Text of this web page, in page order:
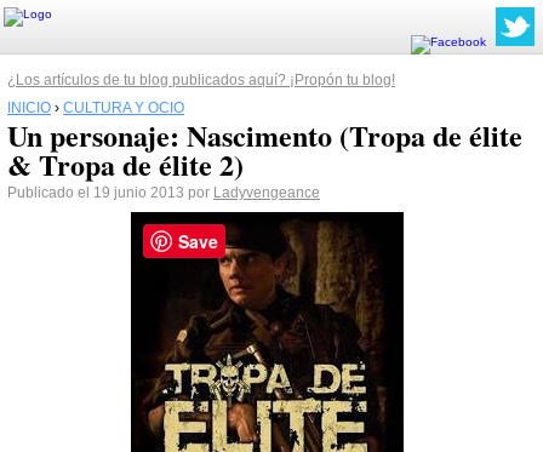
¿Los artículos de tu blog publicados aquí? ¡Propón tu blog!
INICIO › CULTURA Y OCIO
Un personaje: Nascimento (Tropa de élite
& Tropa de élite 2)
Publicado el 19 junio 2013 por Ladyvengeance
Save